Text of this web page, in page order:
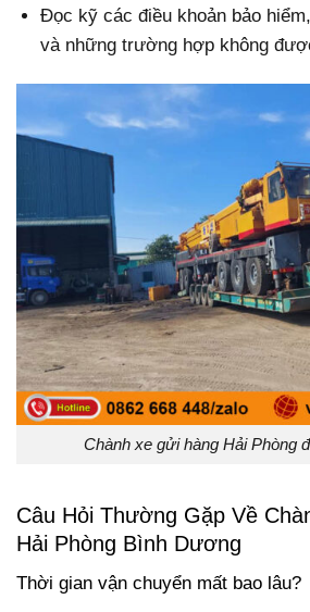
Đọc kỹ các điều khoản bảo
và những trường hợp không
Chành xe gửi hàng Hải Phòng
Câu Hỏi Thường Gặp Về
Hải Phòng Bình Dương
Thời gian vận chuyển mất bao lâu?